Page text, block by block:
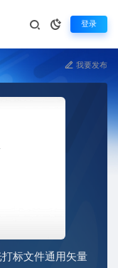
登录
我要发布
标文件通用矢量